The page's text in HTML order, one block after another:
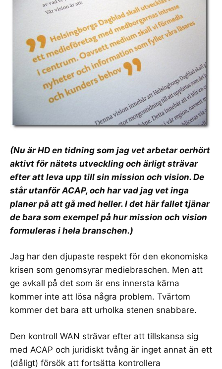
(Nu är HD en tidning som jag vet arbetar oerhört
aktivt för nätets utveckling och ärligt strävar
efter att leva upp till sin mission och vision. De
står utanför ACAP, och har vad jag vet inga
planer på att gå med heller. I det här fallet tjänar
de bara som exempel på hur mission och vision
formuleras i hela branschen.)
Jag har den djupaste respekt för den ekonomiska
krisen som genomsyrar mediebraschen. Men att
ge avkall på det som är ens innersta kärna
kommer inte att lösa några problem. Tvärtom
kommer det bara att urholka stenen snabbare.
Den kontroll WAN strävar efter att tillskansa sig
med ACAP och juridiskt tvång är inget annat än ett
(dåligt) försök att fortsätta kontrollera